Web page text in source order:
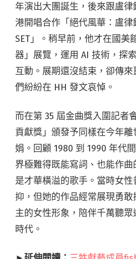
年演出大團誕生，後來跟盧律
港開唱合作「絕代風華：盧律
SET」。稍早前，他才在國美
器」展覽，運用 AI 技術，探
互動。展期還沒結束，卻傳
們紛紛在 HH 發文哀悼。
而在第 35 屆金曲獎入圍記者
貢獻獎」頒發予同樣在今年
娟。回顧 1980 到 1990 年代
界極難得既能寫詞、也能作
是才華橫溢的歌手。當時女
抑，但她的作品經常展現勇
主的女性形象，陪伴千萬聽
時代。